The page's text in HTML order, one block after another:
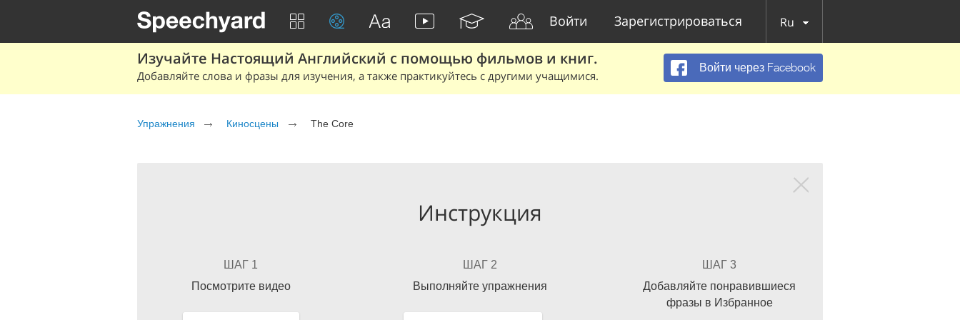
Войти Зарегистрироваться Ru
Изучайте Настоящий Английский с помощью фильмов и книг.
Добавляйте слова и фразы для изучения, а также практикуйтесь с другими учащимися.
Войти через Facebook
Упражнения Киносцены The Core
Инструкция
ШАГ 1
Посмотрите видео
ШАГ 2
Выполняйте упражнения
ШАГ 3
Добавляйте понравившиеся
фразы в Избранное